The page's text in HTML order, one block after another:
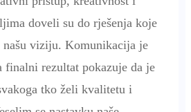
doveli su do rješenja koje
našu viziju. Komunikacija je
finalni rezultat pokazuje da je
tko želi kvalitetu i